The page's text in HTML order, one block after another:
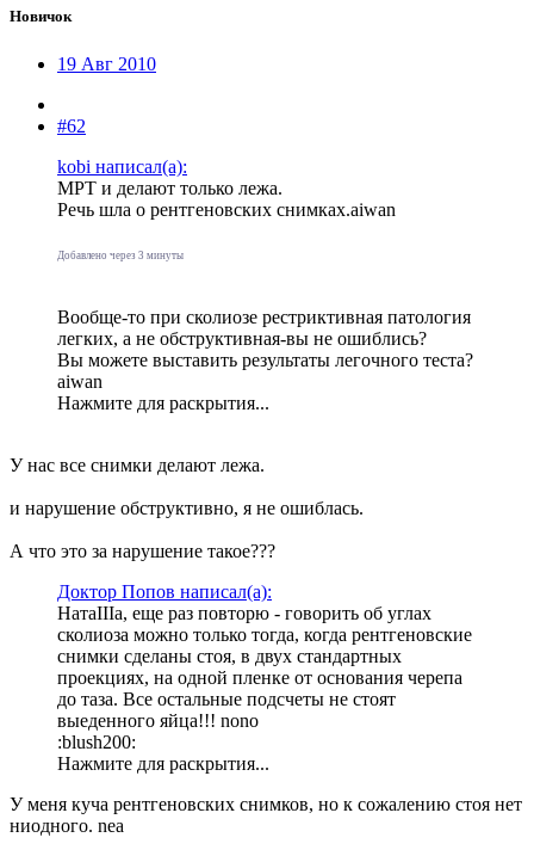
Новичок
19 Авг 2010
#62
kobi написал(а):
МРТ и делают только лежа.
Речь шла о рентгеновских снимках.aiwan
Добавлено через 3 минуты
Вообще-то при сколиозе рестриктивная патология
легких, а не обструктивная-вы не ошиблись?
Вы можете выставить результаты легочного теста?
aiwan
Нажмите для раскрытия...
У нас все снимки делают лежа.
и нарушение обструктивно, я не ошиблась.
А что это за нарушение такое???
Доктор Попов написал(а):
НатаIIIа, еще раз повторю - говорить об углах
сколиоза можно только тогда, когда рентгеновские
снимки сделаны стоя, в двух стандартных
проекциях, на одной пленке от основания черепа
до таза. Все остальные подсчеты не стоят
выеденного яйца!!! nono
:blush200:
Нажмите для раскрытия...
У меня куча рентгеновских снимков, но к сожалению стоя нет
ниодного. nea